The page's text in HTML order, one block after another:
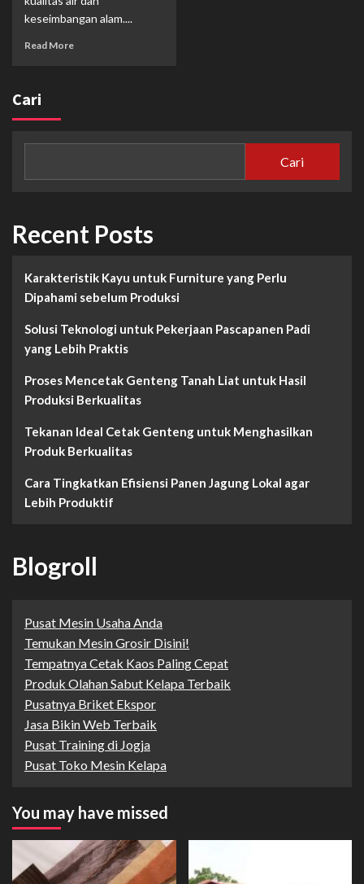
keseimbangan alam....
Read More
Cari
Cari
Recent Posts
Karakteristik Kayu untuk Furniture yang Perlu
Dipahami sebelum Produksi
Solusi Teknologi untuk Pekerjaan Pascapanen Padi
yang Lebih Praktis
Proses Mencetak Genteng Tanah Liat untuk Hasil
Produksi Berkualitas
Tekanan Ideal Cetak Genteng untuk Menghasilkan
Produk Berkualitas
Cara Tingkatkan Efisiensi Panen Jagung Lokal agar
Lebih Produktif
Blogroll
Pusat Mesin Usaha Anda
Temukan Mesin Grosir Disini!
Tempatnya Cetak Kaos Paling Cepat
Produk Olahan Sabut Kelapa Terbaik
Pusatnya Briket Ekspor
Jasa Bikin Web Terbaik
Pusat Training di Jogja
Pusat Toko Mesin Kelapa
You may have missed